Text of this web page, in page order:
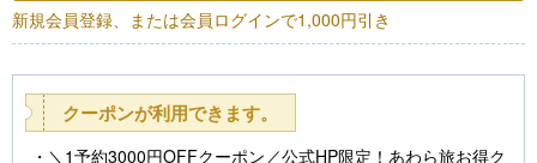
新規会員登録、または会員ログインで1,000円引き
クーポンが利用できます。
＼1予約3000円OFFクーポン／公式HP限定！あわら旅お得ク